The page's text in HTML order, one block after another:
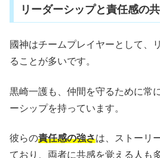
リーダーシップと責任感の
國神はチームプレイヤーとして、
ることが多いです。
黒崎一護も、仲間を守るために常
ーシップを持っています。
彼らの責任感の強さは、ストーリ
ており、両者に共感を覚える人も